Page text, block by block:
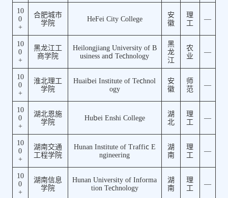
10
0
+
合肥城市
学院
HeFei City College
安
徽
理
工
—
10
0
+
黑龙江工
商学院
Heilongjiang University of B
usiness and Technology
黑
龙
江
农
业
—
10
0
+
淮北理工
学院
Huaibei Institute of Technol
ogy
安
徽
师
范
—
10
0
+
湖北恩施
学院
Hubei Enshi College
湖
北
理
工
—
10
0
+
湖南交通
工程学院
Hunan Institute of Traffic E
ngineering
湖
南
理
工
—
10
0
+
湖南信息
学院
Hunan University of Informa
tion Technology
湖
南
理
工
—